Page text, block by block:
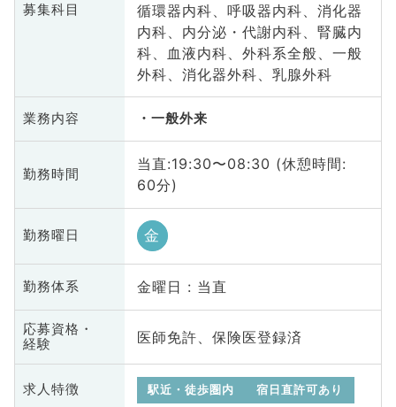
募集科目
循環器内科、呼吸器内科、消化器
内科、内分泌・代謝内科、腎臓内
科、血液内科、外科系全般、一般
外科、消化器外科、乳腺外科
業務内容 一般外来
勤務時間
当直:19:30〜08:30 (休憩時間:
60分)
勤務曜日 金
勤務体系 金曜日 : 当直
応募資格・
経験
医師免許、保険医登録済
求人特徴 駅近・徒歩圏内 宿日直許可あり